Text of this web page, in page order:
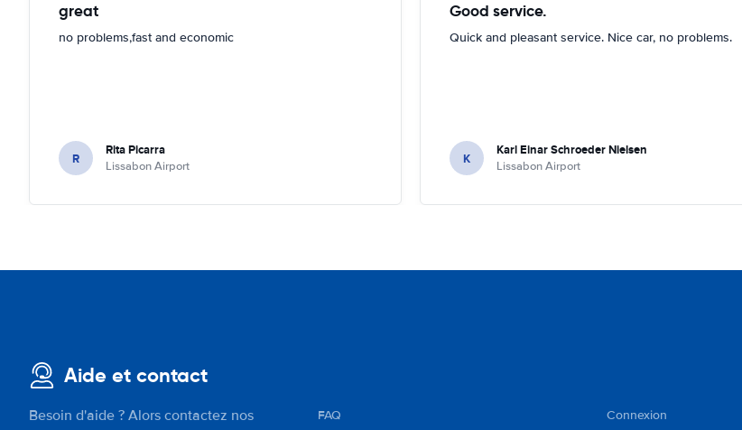
great
no problems,fast and economic
R Rita Picarra
Lissabon Airport
Good service.
Quick and pleasant service. Nice car, no problems.
K Karl Einar Schroeder Nielsen
Lissabon Airport
Aide et contact
Besoin d'aide ? Alors contactez nos
FAQ Connexion